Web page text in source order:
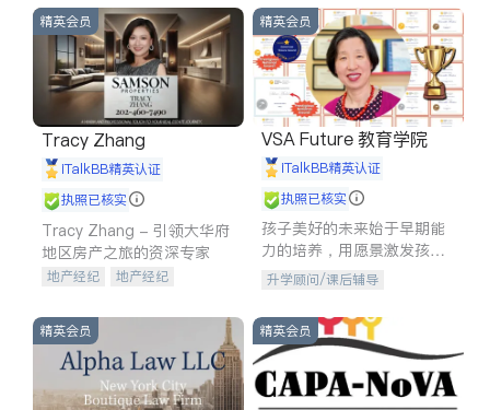
精英会员
Tracy Zhang
iTalkBB精英认证
执照已核实
Tracy Zhang - 引领大华府
地区房产之旅的资深专家
地产经纪
地产经纪
商铺租售
精英会员
VSA Future 教育学院
iTalkBB精英认证
执照已核实
孩子美好的未来始于早期能
力的培养，用愿景激发孩子
的学习潜力和动力。理念：
拥有成长型心态是成功的基
石。
升学顾问/课后辅导
精英会员 精英会员